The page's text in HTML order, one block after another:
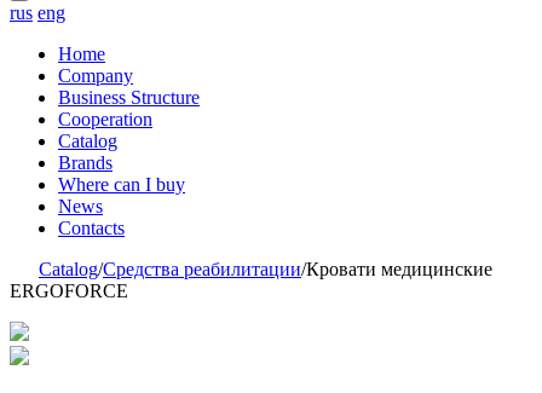
rus eng
Home
Company
Business Structure
Cooperation
Catalog
Brands
Where can I buy
News
Contacts
Catalog/Средства реабилитации/Кровати медицинские
ERGOFORCE